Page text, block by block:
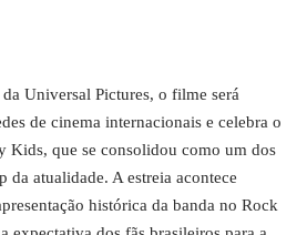
Universal Pictures, o filme será
de cinema internacionais e celebra o
Kids, que se consolidou como um dos
da atualidade. A estreia acontece
histórica da banda no Rock